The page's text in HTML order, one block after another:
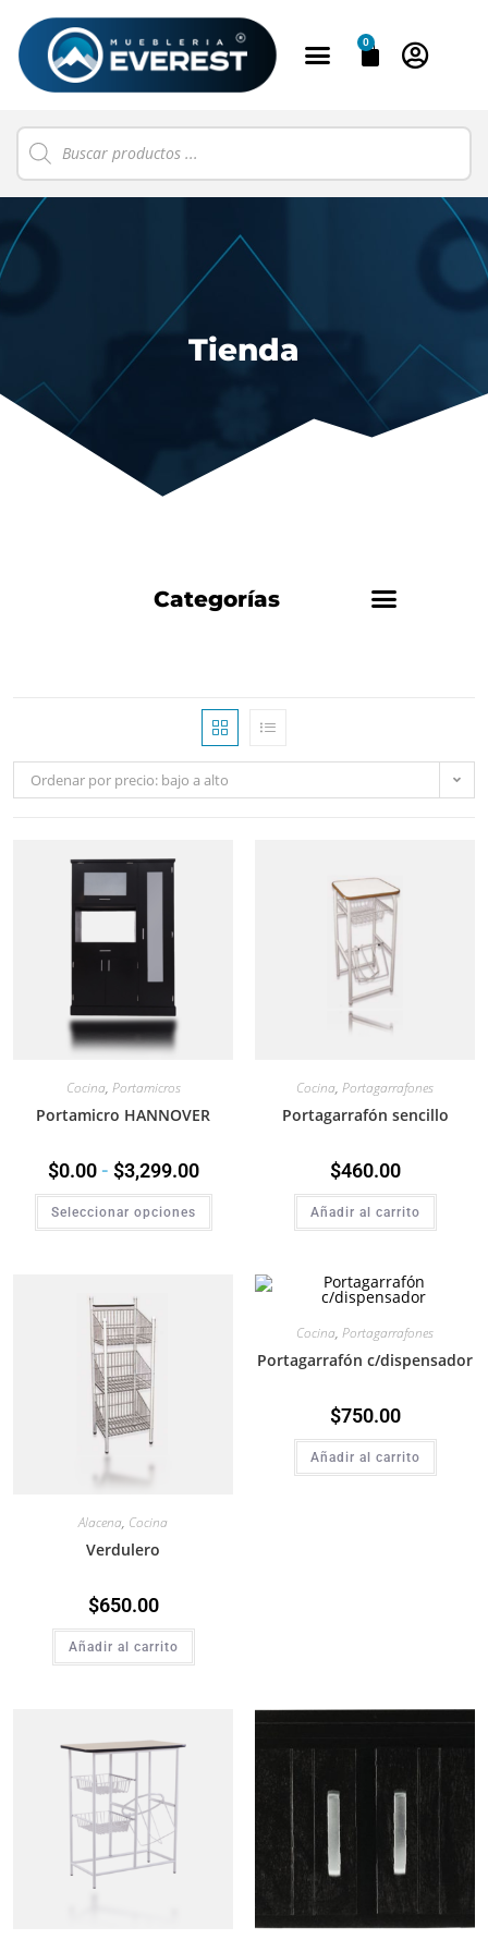
0
Tienda
Categorías
Ordenar por precio: bajo a alto
Cocina, Portamicros
Portamicro HANNOVER
$0.00 - $3,299.00
Seleccionar opciones
Cocina, Portagarrafones
Portagarrafón sencillo
$460.00
Añadir al carrito
Alacena, Cocina
Verdulero
$650.00
Añadir al carrito
Cocina, Portagarrafones
Portagarrafón c/dispensador
$750.00
Añadir al carrito